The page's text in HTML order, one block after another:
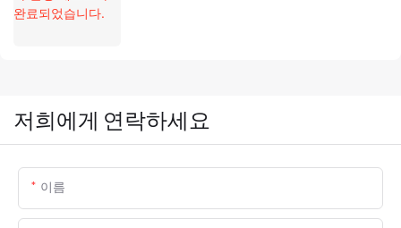
저희에게 연락하세요
이름